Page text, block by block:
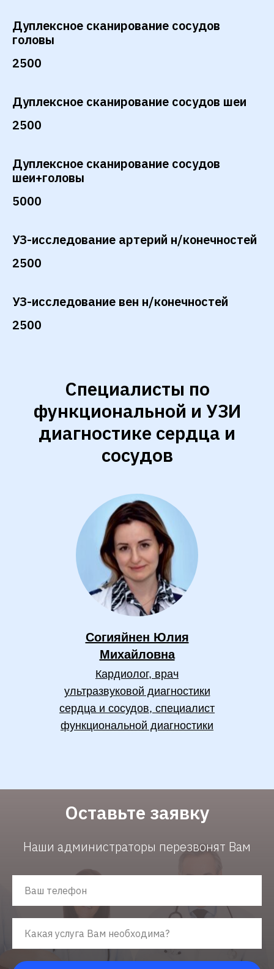
Дуплексное сканирование сосудов
головы
2500
Дуплексное сканирование сосудов шеи
2500
Дуплексное сканирование сосудов
шеи+головы
5000
УЗ-исследование артерий н/конечностей
2500
УЗ-исследование вен н/конечностей
2500
Специалисты по
функциональной и УЗИ
диагностике сердца и
сосудов
Согияйнен Юлия
Михайловна
Кардиолог, врач
ультразвуковой диагностики
сердца и сосудов, специалист
функциональной диагностики
Оставьте заявку
Наши администраторы перезвонят Вам